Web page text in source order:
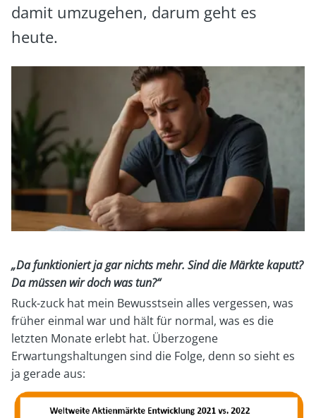
damit umzugehen, darum geht es
heute.
„Da funktioniert ja gar nichts mehr. Sind die Märkte kaputt?
Da müssen wir doch was tun?“
Ruck-zuck hat mein Bewusstsein alles vergessen, was
früher einmal war und hält für normal, was es die
letzten Monate erlebt hat. Überzogene
Erwartungshaltungen sind die Folge, denn so sieht es
ja gerade aus: